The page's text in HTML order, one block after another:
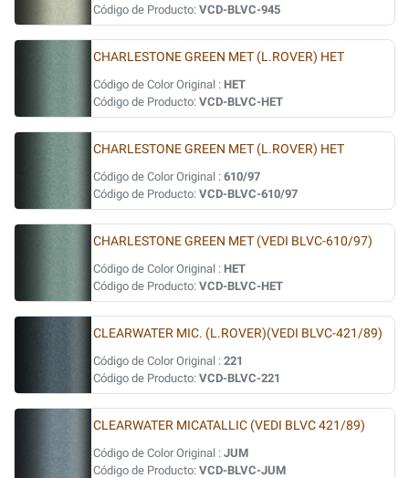
Código de Producto: VCD-BLVC-945
CHARLESTONE GREEN MET (L.ROVER) HET
Código de Color Original : HET
Código de Producto: VCD-BLVC-HET
CHARLESTONE GREEN MET (L.ROVER) HET
Código de Color Original : 610/97
Código de Producto: VCD-BLVC-610/97
CHARLESTONE GREEN MET (VEDI BLVC-610/97)
Código de Color Original : HET
Código de Producto: VCD-BLVC-HET
CLEARWATER MIC. (L.ROVER)(VEDI BLVC-421/89)
Código de Color Original : 221
Código de Producto: VCD-BLVC-221
CLEARWATER MICATALLIC (VEDI BLVC 421/89)
Código de Color Original : JUM
Código de Producto: VCD-BLVC-JUM